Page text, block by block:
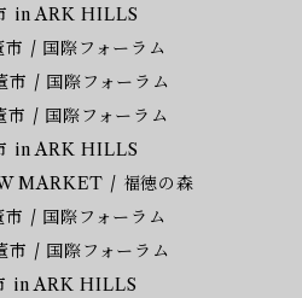
in ARK HILLS
/ 国際フォーラム
/ 国際フォーラム
/ 国際フォーラム
in ARK HILLS
MARKET / 福徳の森
/ 国際フォーラム
/ 国際フォーラム
in ARK HILLS